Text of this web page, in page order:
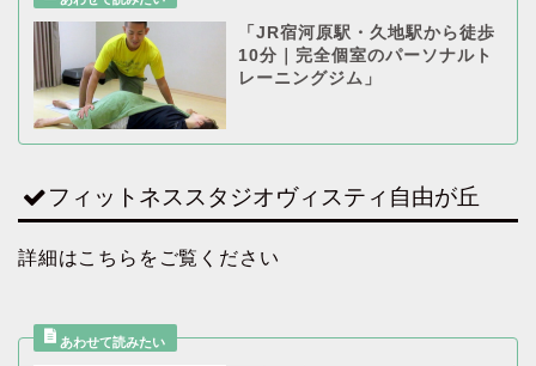
「JR宿河原駅・久地駅から徒歩
10分｜完全個室のパーソナルト
レーニングジム」
フィットネススタジオヴィスティ自由が丘
詳細はこちらをご覧ください